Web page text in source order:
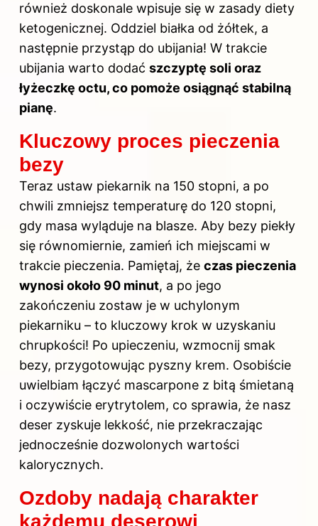
również doskonale wpisuje się w zasady diety
ketogenicznej. Oddziel białka od żółtek, a
następnie przystąp do ubijania! W trakcie
ubijania warto dodać szczyptę soli oraz
łyżeczkę octu, co pomoże osiągnąć stabilną
pianę.
Kluczowy proces pieczenia
bezy
Teraz ustaw piekarnik na 150 stopni, a po
chwili zmniejsz temperaturę do 120 stopni,
gdy masa wyląduje na blasze. Aby bezy piekły
się równomiernie, zamień ich miejscami w
trakcie pieczenia. Pamiętaj, że czas pieczenia
wynosi około 90 minut, a po jego
zakończeniu zostaw je w uchylonym
piekarniku – to kluczowy krok w uzyskaniu
chrupkości! Po upieczeniu, wzmocnij smak
bezy, przygotowując pyszny krem. Osobiście
uwielbiam łączyć mascarpone z bitą śmietaną
i oczywiście erytrytolem, co sprawia, że nasz
deser zyskuje lekkość, nie przekraczając
jednocześnie dozwolonych wartości
kalorycznych.
Ozdoby nadają charakter